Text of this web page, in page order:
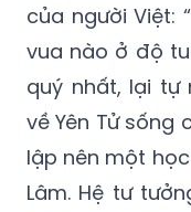
của người Việt:
vua nào ở độ
quý nhất, lại tự
về Yên Tử
lập nên một
Lâm. Hệ tư